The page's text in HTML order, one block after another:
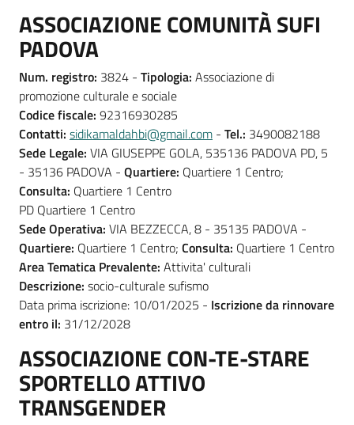
ASSOCIAZIONE COMUNITÀ SUFI
PADOVA
Num. registro: 3824 - Tipologia: Associazione di
promozione culturale e sociale
Codice fiscale: 92316930285
Contatti: sidikamaldahbi@gmail.com - Tel.: 3490082188
Sede Legale: VIA GIUSEPPE GOLA, 535136 PADOVA PD, 5
- 35136 PADOVA - Quartiere: Quartiere 1 Centro;
Consulta: Quartiere 1 Centro
PD Quartiere 1 Centro
Sede Operativa: VIA BEZZECCA, 8 - 35135 PADOVA -
Quartiere: Quartiere 1 Centro; Consulta: Quartiere 1 Centro
Area Tematica Prevalente: Attivita' culturali
Descrizione: socio-culturale sufismo
Data prima iscrizione: 10/01/2025 - Iscrizione da rinnovare
entro il: 31/12/2028
ASSOCIAZIONE CON-TE-STARE
SPORTELLO ATTIVO
TRANSGENDER